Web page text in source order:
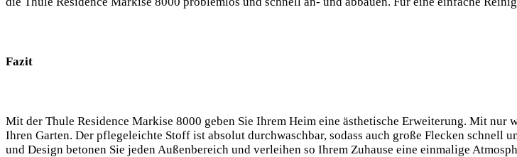
Fazit
Mit der Thule Residence Markise 8000 geben Sie Ihrem Heim eine ästhetische Erweiterung. Mit
Ihren Garten. Der pflegeleichte Stoff ist absolut durchwaschbar, sodass auch große Flecken
und Design betonen Sie jeden Außenbereich und verleihen so Ihrem Zuhause eine einmalige